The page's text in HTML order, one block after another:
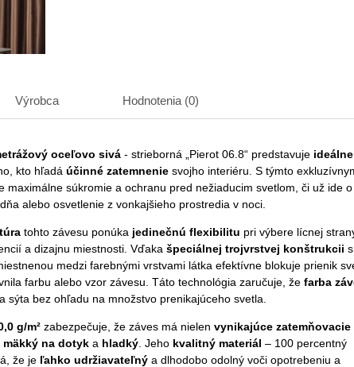
Výrobca Hodnotenia (0)
oceľovo sivá - strieborná „Pierot 06.8“ predstavuje ideálne
kto hľadá účinné zatemnenie svojho interiéru. S týmto
maximálne súkromie a ochranu pred nežiaducim svetlom, či už ide o
alebo osvetlenie z vonkajšieho prostredia v noci.
tohto závesu ponúka jedinečnú flexibilitu pri výbere lícnej
a dizajnu miestnosti. Vďaka špeciálnej trojvrstvej konštrukcii s
medzi farebnými vrstvami látka efektívne blokuje prienik
farbu alebo vzor závesu. Táto technológia zaručuje, že farba
a sýta bez ohľadu na množstvo prenikajúceho svetla.
g/m² zabezpečuje, že záves má nielen vynikajúce zatemňovacie
mäkký na dotyk a hladký . Jeho kvalitný materiál – 100 percentný
že je ľahko udržiavateľný a dlhodobo odolný voči opotrebeniu a